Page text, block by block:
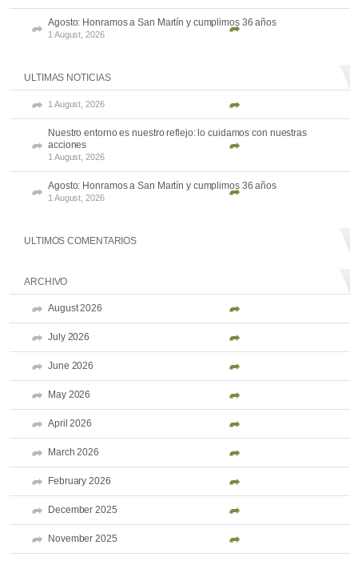
Agosto: Honramos a San Martín y cumplimos 36 años
1 August, 2026
ULTIMAS NOTICIAS
1 August, 2026
Nuestro entorno es nuestro reflejo: lo cuidamos con nuestras
acciones
1 August, 2026
Agosto: Honramos a San Martín y cumplimos 36 años
1 August, 2026
ULTIMOS COMENTARIOS
ARCHIVO
August 2026
July 2026
June 2026
May 2026
April 2026
March 2026
February 2026
December 2025
November 2025